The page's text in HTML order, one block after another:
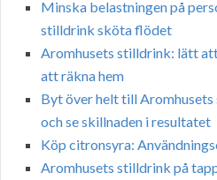
Minska belastningen på
stilldrink sköta flödet
Aromhusets stilldrink: lätt
att räkna hem
Byt över helt till
och se skillnaden i resultatet
Köp citronsyra:
Aromhusets stilldrink på